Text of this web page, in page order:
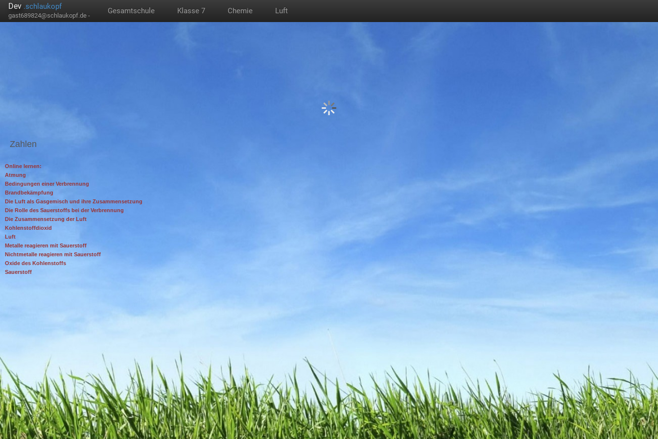
Dev .schlaukopf
gast689824@schlaukopf.de -
Gesamtschule Klasse 7 Chemie Luft
Zahlen
Online lernen:
Atmung
Bedingungen einer Verbrennung
Brandbekämpfung
Die Luft als Gasgemisch und ihre Zusammensetzung
Die Rolle des Sauerstoffs bei der Verbrennung
Die Zusammensetzung der Luft
Kohlenstoffdioxid
Luft
Metalle reagieren mit Sauerstoff
Nichtmetalle reagieren mit Sauerstoff
Oxide des Kohlenstoffs
Sauerstoff